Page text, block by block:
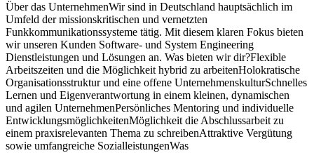
Über das UnternehmenWir sind in Deutschland hauptsächlich im
Umfeld der missionskritischen und vernetzten
Funkkommunikationssysteme tätig. Mit diesem klaren Fokus bieten
wir unseren Kunden Software- und System Engineering
Dienstleistungen und Lösungen an. Was bieten wir dir?Flexible
Arbeitszeiten und die Möglichkeit hybrid zu arbeitenHolokratische
Organisationsstruktur und eine offene UnternehmenskulturSchnelles
Lernen und Eigenverantwortung in einem kleinen, dynamischen
und agilen UnternehmenPersönliches Mentoring und individuelle
EntwicklungsmöglichkeitenMöglichkeit die Abschlussarbeit zu
einem praxisrelevanten Thema zu schreibenAttraktive Vergütung
sowie umfangreiche SozialleistungenWas